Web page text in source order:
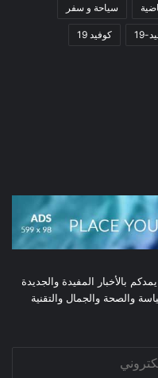
سياحة و سفر
19 كوفيد 19
بالأخبار المفيدة والجديدة
والصحة والجمال والتقنية